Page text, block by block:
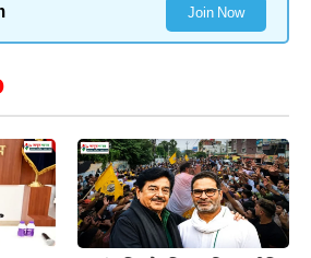
Join Now